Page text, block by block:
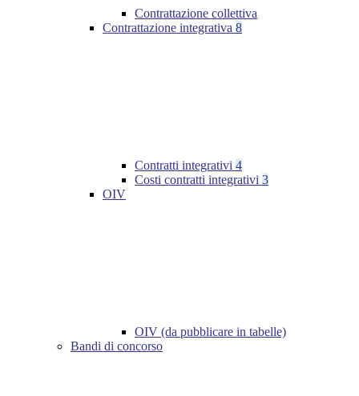
Contrattazione collettiva
Contrattazione integrativa 8
Contratti integrativi 4
Costi contratti integrativi 3
OIV
OIV (da pubblicare in tabelle)
Bandi di concorso